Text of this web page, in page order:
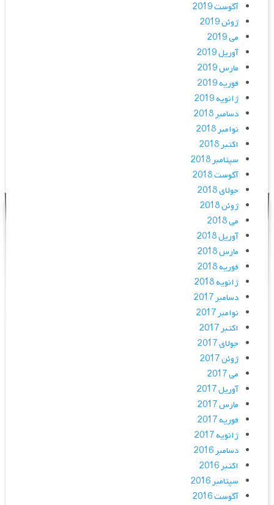
آگوست 2019
ژوئن 2019
می 2019
آوریل 2019
مارس 2019
فوریه 2019
ژانویه 2019
دسامبر 2018
نوامبر 2018
اکتبر 2018
سپتامبر 2018
آگوست 2018
جولای 2018
ژوئن 2018
می 2018
آوریل 2018
مارس 2018
فوریه 2018
ژانویه 2018
دسامبر 2017
نوامبر 2017
اکتبر 2017
جولای 2017
ژوئن 2017
می 2017
آوریل 2017
مارس 2017
فوریه 2017
ژانویه 2017
دسامبر 2016
اکتبر 2016
سپتامبر 2016
آگوست 2016